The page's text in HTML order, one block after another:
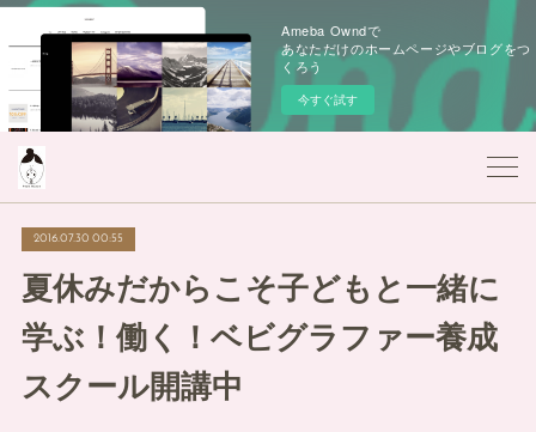
Ameba Owndで
あなただけのホームページやブログをつ
くろう
今すぐ試す
2016.07.30 00:55
夏休みだからこそ子どもと一緒に
学ぶ！働く！ベビグラファー養成
スクール開講中